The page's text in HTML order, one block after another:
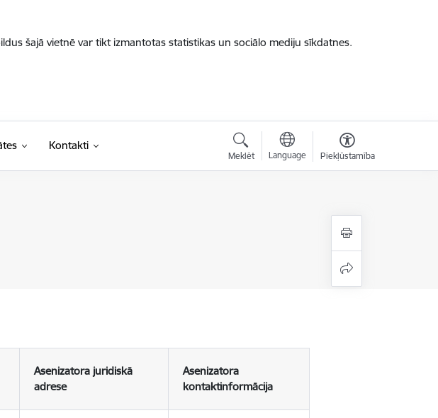
šajā vietnē var tikt izmantotas statistikas un sociālo mediju sīkdatnes.
Kontakti
Meklēt Language Piekļūstamība
Asenizatora juridiskā
adrese
Asenizatora
kontaktinformācija